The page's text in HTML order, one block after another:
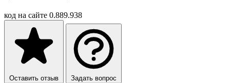
код на сайте 0.889.938
Оставить отзыв Задать вопрос